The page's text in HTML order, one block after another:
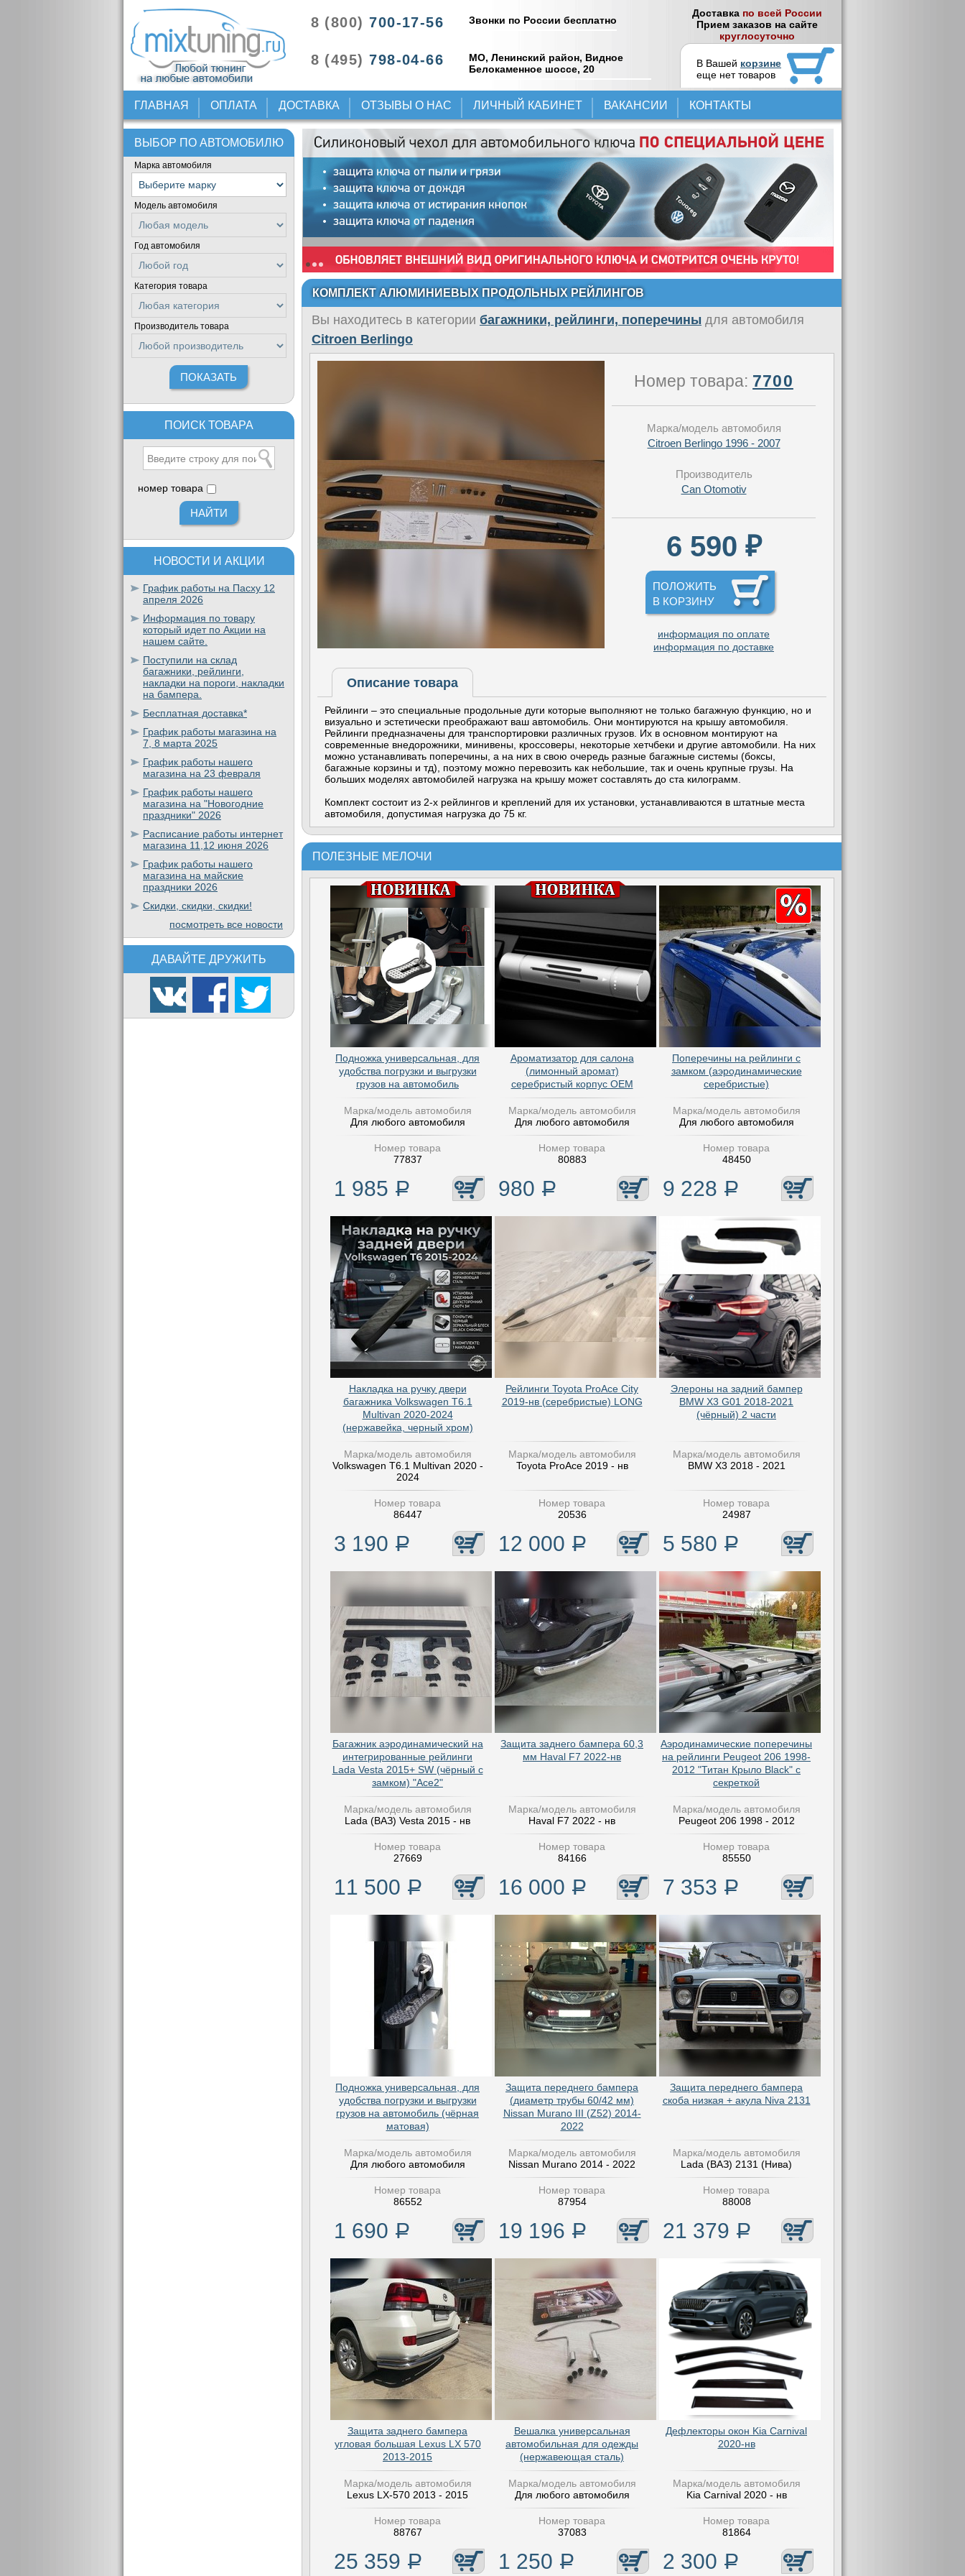
8 (800) 700-17-56
8 (495) 798-04-66
Звонки по России бесплатно
МО, Ленинский район, Видное
Белокаменное шоссе, 20
Доставка по всей России
Прием заказов на сайте
круглосуточно
В Вашей корзине
еще нет товаров
ГЛАВНАЯ ОПЛАТА ДОСТАВКА ОТЗЫВЫ О НАС ЛИЧНЫЙ КАБИНЕТ ВАКАНСИИ КОНТАКТЫ
ВЫБОР ПО АВТОМОБИЛЮ
Марка автомобиля
Модель автомобиля
Год автомобиля
Категория товара
Производитель товара
ПОИСК ТОВАРА
номер товара
НОВОСТИ И АКЦИИ
График работы на Пасху 12
апреля 2026
Информация по товару
который идет по Акции на
нашем сайте.
Поступили на склад
багажники, рейлинги,
накладки на пороги, накладки
на бампера.
Бесплатная доставка*
График работы магазина на
7, 8 марта 2025
График работы нашего
магазина на 23 февраля
График работы нашего
магазина на "Новогодние
праздники" 2026
Расписание работы интернет
магазина 11,12 июня 2026
График работы нашего
магазина на майские
праздники 2026
Скидки, скидки, скидки!
посмотреть все новости
ДАВАЙТЕ ДРУЖИТЬ
КОМПЛЕКТ АЛЮМИНИЕВЫХ ПРОДОЛЬНЫХ РЕЙЛИНГОВ
Вы находитесь в категории багажники, рейлинги, поперечины для автомобиля
Citroen Berlingo
Номер товара: 7700
Марка/модель автомобиля
Citroen Berlingo 1996 - 2007
Производитель
Can Otomotiv
6 590 ₽
ПОЛОЖИТЬ
В КОРЗИНУ
информация по оплате
информация по доставке
Описание товара
Рейлинги – это специальные продольные дуги которые выполняют не только багажную функцию, но и
визуально и эстетически преображают ваш автомобиль. Они монтируются на крышу автомобиля.
Рейлинги предназначены для транспортировки различных грузов. Их в основном монтируют на
современные внедорожники, минивены, кроссоверы, некоторые хетчбеки и другие автомобили. На них
можно устанавливать поперечины, а на них в свою очередь разные багажные системы (боксы,
багажные корзины и тд), поэтому можно перевозить как небольшие, так и очень крупные грузы. На
больших моделях автомобилей нагрузка на крышу может составлять до ста килограмм.
Комплект состоит из 2-х рейлингов и креплений для их установки, устанавливаются в штатные места
автомобиля, допустимая нагрузка до 75 кг.
ПОЛЕЗНЫЕ МЕЛОЧИ
Подножка универсальная, для
удобства погрузки и выгрузки
грузов на автомобиль
Марка/модель автомобиля
Для любого автомобиля
Номер товара
77837
1 985 Р
Ароматизатор для салона
(лимонный аромат)
серебристый корпус OEM
Марка/модель автомобиля
Для любого автомобиля
Номер товара
80883
980 Р
Поперечины на рейлинги с
замком (аэродинамические
серебристые)
Марка/модель автомобиля
Для любого автомобиля
Номер товара
48450
9 228 Р
Накладка на ручку двери
багажника Volkswagen T6.1
Multivan 2020-2024
(нержавейка, черный хром)
Марка/модель автомобиля
Volkswagen T6.1 Multivan 2020 -
2024
Номер товара
86447
3 190 Р
Рейлинги Toyota ProAce City
2019-нв (серебристые) LONG
Марка/модель автомобиля
Toyota ProAce 2019 - нв
Номер товара
20536
12 000 Р
Элероны на задний бампер
BMW X3 G01 2018-2021
(чёрный) 2 части
Марка/модель автомобиля
BMW X3 2018 - 2021
Номер товара
24987
5 580 Р
Багажник аэродинамический на
интегрированные рейлинги
Lada Vesta 2015+ SW (чёрный с
замком) "Ace2"
Марка/модель автомобиля
Lada (ВАЗ) Vesta 2015 - нв
Номер товара
27669
11 500 Р
Защита заднего бампера 60,3
мм Haval F7 2022-нв
Марка/модель автомобиля
Haval F7 2022 - нв
Номер товара
84166
16 000 Р
Аэродинамические поперечины
на рейлинги Peugeot 206 1998-
2012 "Титан Крыло Black" с
секреткой
Марка/модель автомобиля
Peugeot 206 1998 - 2012
Номер товара
85550
7 353 Р
Подножка универсальная, для
удобства погрузки и выгрузки
грузов на автомобиль (чёрная
матовая)
Марка/модель автомобиля
Для любого автомобиля
Номер товара
86552
1 690 Р
Защита переднего бампера
(диаметр трубы 60/42 мм)
Nissan Murano III (Z52) 2014-
2022
Марка/модель автомобиля
Nissan Murano 2014 - 2022
Номер товара
87954
19 196 Р
Защита переднего бампера
скоба низкая + акула Niva 2131
Марка/модель автомобиля
Lada (ВАЗ) 2131 (Нива)
Номер товара
88008
21 379 Р
Защита заднего бампера
угловая большая Lexus LX 570
2013-2015
Марка/модель автомобиля
Lexus LX-570 2013 - 2015
Номер товара
88767
25 359 Р
Вешалка универсальная
автомобильная для одежды
(нержавеющая сталь)
Марка/модель автомобиля
Для любого автомобиля
Номер товара
37083
1 250 Р
Дефлекторы окон Kia Carnival
2020-нв
Марка/модель автомобиля
Kia Carnival 2020 - нв
Номер товара
81864
2 300 Р